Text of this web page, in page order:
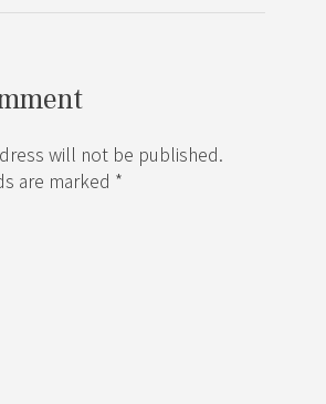
will not be published.
are marked *